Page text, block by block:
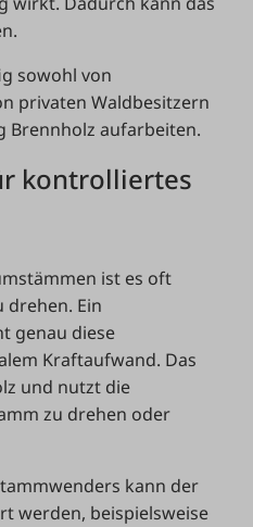
sowohl von
privaten Waldbesitzern
Brennholz aufarbeiten.
kontrolliertes
ist es oft
drehen. Ein
genau diese
Kraftaufwand. Das
und nutzt die
zu drehen oder
kann der
werden, beispielsweise